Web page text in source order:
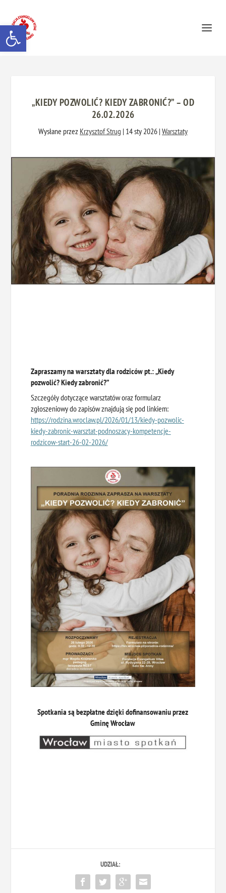
Otwórz pasek narzędzi
„KIEDY POZWOLIĆ? KIEDY ZABRONIĆ?” – OD
26.02.2026
Wysłane przez Krzysztof Strug | 14 sty 2026 | Warsztaty
Zapraszamy na warsztaty dla rodziców pt.:„Kiedy
pozwolić? Kiedy zabronić?”
Szczegóły dotyczące warsztatów oraz formularz
zgłoszeniowy do zapisów znajdują się pod linkiem:
https://rodzina.wroclaw.pl/2026/01/13/kiedy-pozwolic-
kiedy-zabronic-warsztat-podnoszacy-kompetencje-
rodzicow-start-26-02-2026/
Spotkania są bezpłatne dzięki dofinansowaniu przez
Gminę Wrocław
UDZIAŁ: